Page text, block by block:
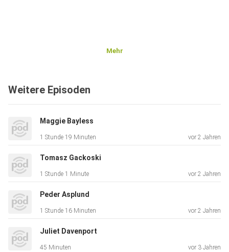
Mehr
Weitere Episoden
Maggie Bayless
1 Stunde 19 Minuten vor 2 Jahren
Tomasz Gackoski
1 Stunde 1 Minute vor 2 Jahren
Peder Asplund
1 Stunde 16 Minuten vor 2 Jahren
Juliet Davenport
45 Minuten vor 3 Jahren